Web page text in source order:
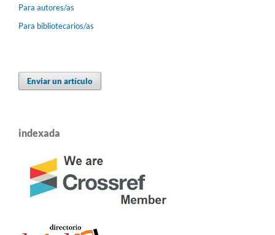
Para autores/as
Para bibliotecarios/as
Enviar un artículo
indexada